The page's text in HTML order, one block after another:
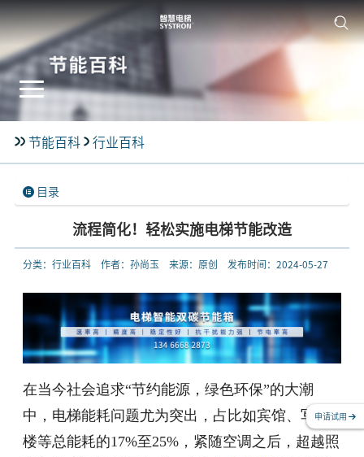
申请试用
节能百科 行业百科
目录
流程简化！轻松实施电梯节能改造
分类：行业百科 作者：孙尚玉 来源：原创 发布时间：2024-05-27
在当今社会追求“节约能源，绿色环保”的大潮
中，电梯能耗问题尤为突出，占比如宾馆、写字
楼等总能耗的17%至25%，紧随空调之后，超越照